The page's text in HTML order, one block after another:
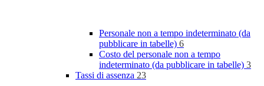
Personale non a tempo indeterminato (da
pubblicare in tabelle) 6
Costo del personale non a tempo
indeterminato (da pubblicare in tabelle) 3
Tassi di assenza 23